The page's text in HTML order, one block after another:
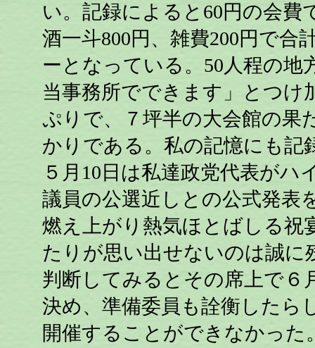
い。記録によると60円の会費
酒一斗800円、雑費200円で合
ーとなっている。50人程の
当事務所でできます」とつ
ぷりで、７坪半の大会館の果
かりである。私の記憶にも記
５月10日は私達政党代表が
議員の公選近しとの公式発表
燃え上がり熱気ほとばしる祝
たりが思い出せないのは誠に
判断してみるとその席上で６
決め、準備委員も詮衡したら
開催することができなかった